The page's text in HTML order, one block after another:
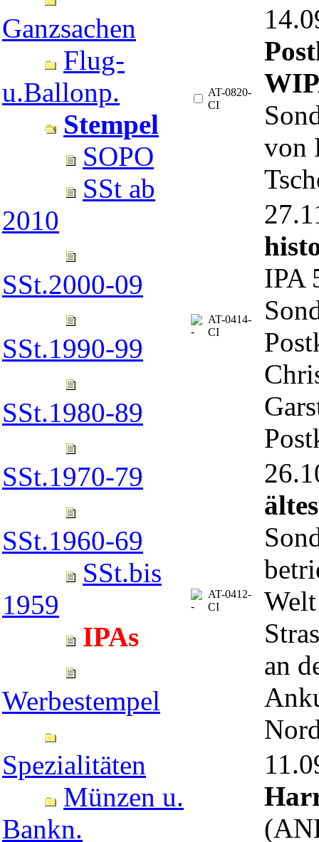
Ganzsachen
Flug-
u.Ballonp.
Stempel
SOPO
SSt ab
2010
SSt.2000-09
SSt.1990-99
SSt.1980-89
SSt.1970-79
SSt.1960-69
SSt.bis
1959
IPAs
Werbestempel
Spezialitäten
Münzen u.
Bankn.
AT-0820-
CI
von
AT-0414-
CI
IPA
AT-0412-
CI
an